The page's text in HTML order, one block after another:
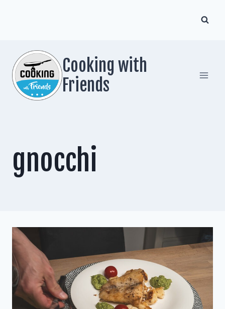
Cooking with
Friends
gnocchi